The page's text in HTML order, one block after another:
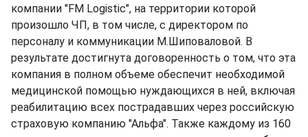
компании "FM Logistic", на территории которой
произошло ЧП, в том числе, с директором по
персоналу и коммуникации М.Шиповаловой. В
результате достигнута договоренность о том, что эта
компания в полном объеме обеспечит необходимой
медицинской помощью нуждающихся в ней, включая
реабилитацию всех пострадавших через российскую
страховую компанию "Альфа". Также каждому из 160